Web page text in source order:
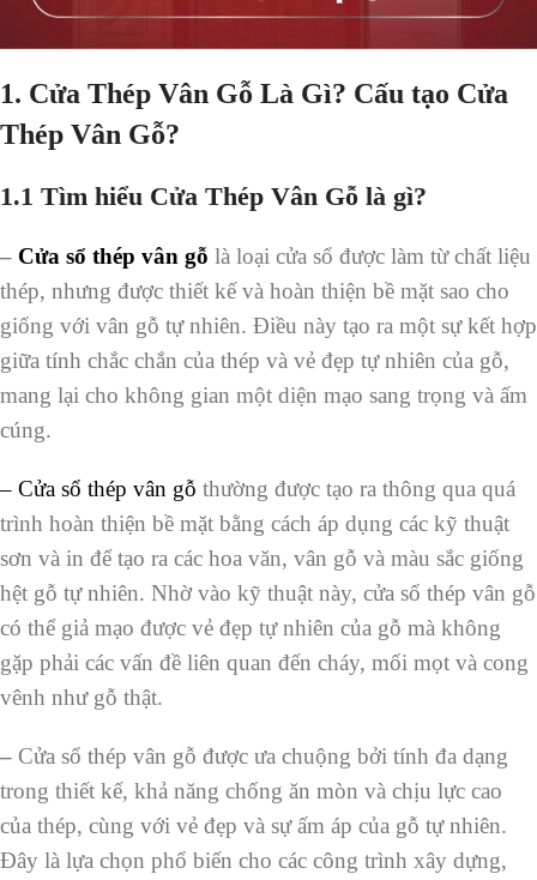
1. Cửa Thép Vân Gỗ Là Gì? Cấu tạo Cửa
Thép Vân Gỗ?
1.1 Tìm hiểu Cửa Thép Vân Gỗ là gì?
– Cửa sổ thép vân gỗ là loại cửa sổ được làm từ chất liệu
thép, nhưng được thiết kế và hoàn thiện bề mặt sao cho
giống với vân gỗ tự nhiên. Điều này tạo ra một sự kết hợp
giữa tính chắc chắn của thép và vẻ đẹp tự nhiên của gỗ,
mang lại cho không gian một diện mạo sang trọng và ấm
cúng.
– Cửa sổ thép vân gỗ thường được tạo ra thông qua quá
trình hoàn thiện bề mặt bằng cách áp dụng các kỹ thuật
sơn và in để tạo ra các hoa văn, vân gỗ và màu sắc giống
hệt gỗ tự nhiên. Nhờ vào kỹ thuật này, cửa sổ thép vân gỗ
có thể giả mạo được vẻ đẹp tự nhiên của gỗ mà không
gặp phải các vấn đề liên quan đến cháy, mối mọt và cong
vênh như gỗ thật.
– Cửa sổ thép vân gỗ được ưa chuộng bởi tính đa dạng
trong thiết kế, khả năng chống ăn mòn và chịu lực cao
của thép, cùng với vẻ đẹp và sự ấm áp của gỗ tự nhiên.
Đây là lựa chọn phổ biến cho các công trình xây dựng,